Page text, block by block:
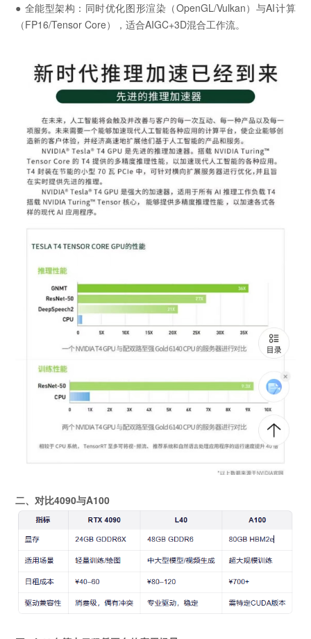
● 全能型架构：同时优化图形渲染（OpenGL/Vulkan）与AI计算
（FP16/Tensor Core），适合AIGC+3D混合工作流。
二、对比4090与A100